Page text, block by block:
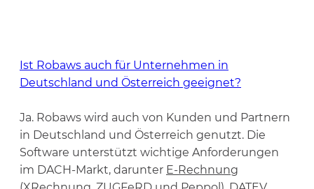
Ist Robaws auch für Unternehmen in
Deutschland und Österreich geeignet?
Ja. Robaws wird auch von Kunden und Partnern
in Deutschland und Österreich genutzt. Die
Software unterstützt wichtige Anforderungen
im DACH-Markt, darunter E-Rechnung